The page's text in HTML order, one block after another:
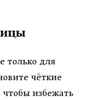
только для
чёткие
избежать